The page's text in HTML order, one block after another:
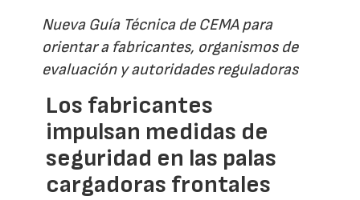
Nueva Guía Técnica de CEMA para
orientar a fabricantes, organismos de
evaluación y autoridades reguladoras
Los fabricantes
impulsan medidas de
seguridad en las palas
cargadoras frontales